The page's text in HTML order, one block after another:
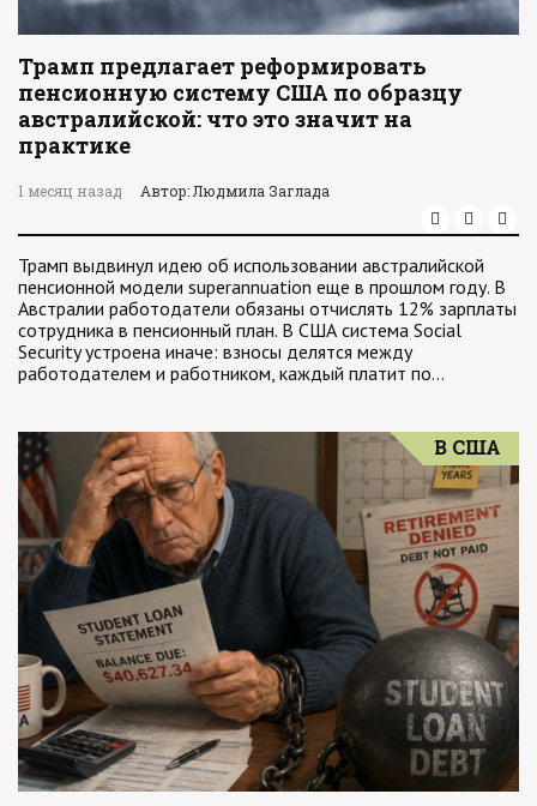
Трамп предлагает реформировать
пенсионную систему США по образцу
австралийской: что это значит на
практике
1 месяц назад Автор: Людмила Заглада
Трамп выдвинул идею об использовании австралийской
пенсионной модели superannuation еще в прошлом году. В
Австралии работодатели обязаны отчислять 12% зарплаты
сотрудника в пенсионный план. В США система Social
Security устроена иначе: взносы делятся между
работодателем и работником, каждый платит по…
В США